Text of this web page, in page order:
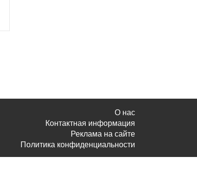
О нас
Контактная информация
Реклама на сайте
Политика конфиденциальности